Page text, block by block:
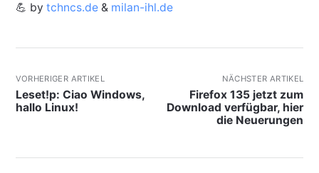
💪 by tchncs.de& milan-ihl.de
VORHERIGER ARTIKEL
Leset!p: Ciao Windows,
hallo Linux!
NÄCHSTER ARTIKEL
Firefox 135 jetzt zum
Download verfügbar, hier
die Neuerungen